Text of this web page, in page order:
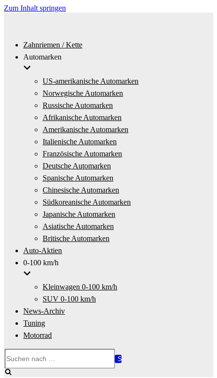
Zum Inhalt springen
Zahnriemen / Kette
Automarken
US-amerikanische Automarken
Norwegische Automarken
Russische Automarken
Afrikanische Automarken
Amerikanische Automarken
Italienische Automarken
Französische Automarken
Deutsche Automarken
Spanische Automarken
Chinesische Automarken
Südkoreanische Automarken
Japanische Automarken
Asiatische Automarken
Britische Automarken
Auto-Aktien
0-100 km/h
Kleinwagen 0-100 km/h
SUV 0-100 km/h
News-Archiv
Tuning
Motorrad
nach …